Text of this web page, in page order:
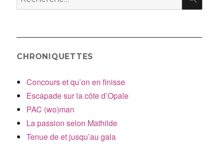
pour
CHRONIQUETTES
Concours et qu’on en finisse
Escapade sur la côte d’Opale
PAC (wo)man
La passion selon Mathilde
Tenue de et jusqu’au gala